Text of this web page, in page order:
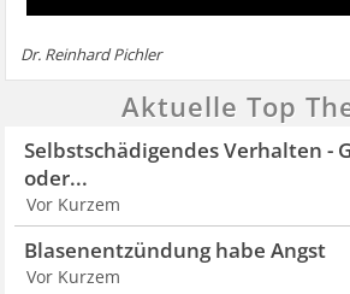
Dr. Reinhard Pichler
Aktuelle Top
Selbstschädigendes Verhalten -
oder...
Vor Kurzem
Blasenentzündung habe Angst
Vor Kurzem